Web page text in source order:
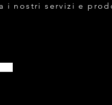
i nostri servizi e